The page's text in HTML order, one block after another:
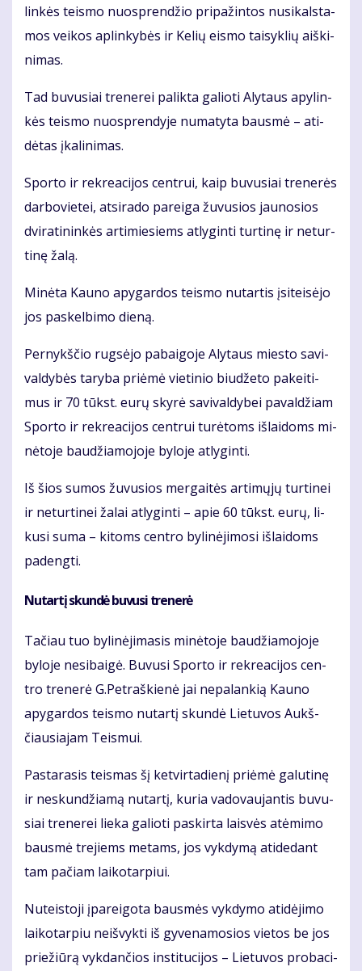
lin­kės teis­mo nuosp­ren­džio pri­pa­žin­tos nu­si­kals­ta­
mos vei­kos ap­lin­ky­bės ir Ke­lių eis­mo tai­syk­lių aiš­ki­
ni­mas.
Tad bu­vu­siai tre­ne­rei pa­lik­ta ga­lio­ti Aly­taus apy­lin­
kės teis­mo nuosp­ren­dy­je nu­ma­ty­ta baus­mė – ati­
dė­tas įka­li­ni­mas.
Spor­to ir rek­re­a­ci­jos cen­trui, kaip bu­vu­siai tre­ne­rės
dar­bo­vie­tei, at­si­ra­do pa­rei­ga žu­vu­sios jau­no­sios
dvi­ra­ti­nin­kės ar­ti­mie­siems at­ly­gin­ti tur­ti­nę ir ne­tur­
ti­nę ža­lą.
Mi­nė­ta Kau­no apy­gar­dos teis­mo nu­tar­tis įsi­tei­sė­jo
jos pa­skel­bi­mo die­ną.
Per­nykš­čio rug­sė­jo pa­bai­go­je Aly­taus mies­to sa­vi­
val­dy­bės ta­ry­ba pri­ėmė vie­ti­nio biu­dže­to pa­kei­ti­
mus ir 70 tūkst. eu­rų sky­rė sa­vi­val­dy­bei pa­val­džiam
Spor­to ir rek­re­a­ci­jos cen­trui tu­rė­toms iš­lai­doms mi­
nė­to­je bau­džia­mo­jo­je by­lo­je at­ly­gin­ti.
Iš šios su­mos žu­vu­sios mer­gai­tės ar­ti­mų­jų tur­ti­nei
ir ne­tur­ti­nei ža­lai at­ly­gin­ti – apie 60 tūkst. eu­rų, li­
ku­si su­ma – ki­toms cen­tro by­li­nė­ji­mo­si iš­lai­doms
pa­deng­ti.
Nu­tar­tį skun­dė bu­vu­si tre­ne­rė
Ta­čiau tuo by­li­nė­ji­ma­sis mi­nė­to­je bau­džia­mo­jo­je
by­lo­je ne­si­bai­gė. Bu­vu­si Spor­to ir rek­re­a­ci­jos cen­
tro tre­ne­rė G.Pet­raš­kie­nė jai ne­pa­lan­kią Kau­no
apy­gar­dos teis­mo nu­tar­tį skun­dė Lie­tu­vos Aukš­
čiau­sia­jam Teis­mui.
Pas­ta­ra­sis teis­mas šį ket­vir­ta­die­nį pri­ėmė ga­lu­ti­nę
ir ne­skun­džia­mą nu­tar­tį, ku­ria va­do­vau­jan­tis bu­vu­
siai tre­ne­rei lie­ka ga­lio­ti pa­skir­ta lais­vės at­ėmi­mo
baus­mė tre­jiems me­tams, jos vyk­dy­mą ati­de­dant
tam pa­čiam lai­ko­tar­piui.
Nu­teis­to­ji įpa­rei­go­ta baus­mės vyk­dy­mo ati­dė­ji­mo
lai­ko­tar­piu ne­iš­vyk­ti iš gy­ve­na­mo­sios vie­tos be jos
prie­žiū­rą vyk­dan­čios ins­ti­tu­ci­jos – Lie­tu­vos pro­ba­ci­